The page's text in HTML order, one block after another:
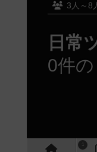
3人～8
日常
0件
1